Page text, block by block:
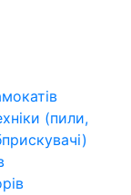
(пили,